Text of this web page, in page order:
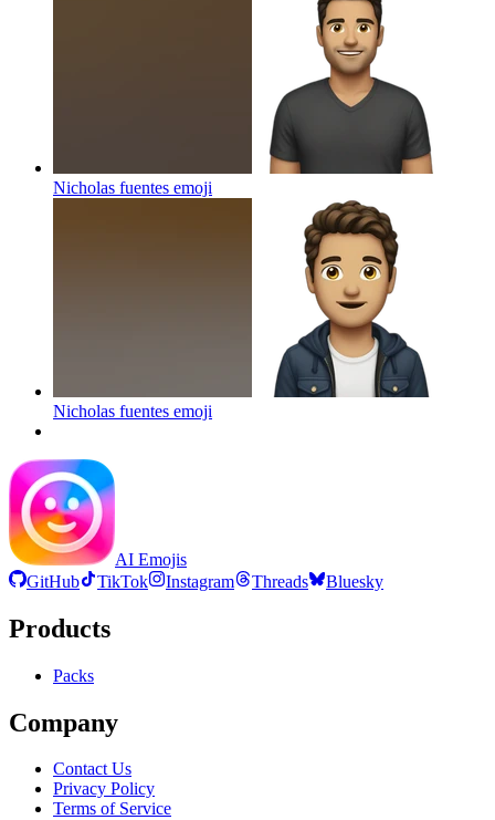
Nicholas fuentes emoji
Nicholas fuentes emoji
AI Emojis
GitHub
TikTok Instagram Threads Bluesky
Products
Packs
Company
Contact Us
Privacy Policy
Terms of Service